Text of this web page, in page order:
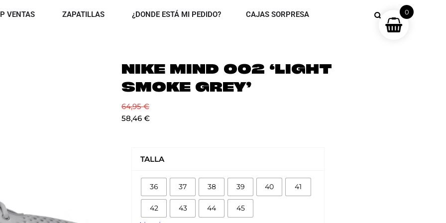
VENTAS OPEN TOP VENTAS
ZAPATILLAS OPEN ZAPATILLAS
¿DONDE ESTÁ MI PEDIDO? CAJAS SORPRESA
NIKE MIND 002 ‘LIGHT
SMOKE GREY’
64,95€
58,46 €
TALLA
36 37 38 39 40 41
42 43 44 45
MIND
'LIGHT
SMOKE
GREY'
cantidad
0